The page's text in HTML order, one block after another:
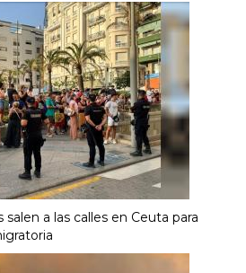
a las calles en Ceuta para